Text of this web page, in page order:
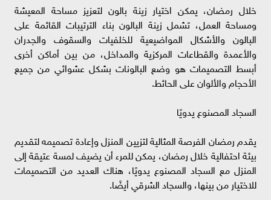
خلال رمضان، يمكن اختيار زينة بالون لتعزيز مساحة المعيشة
ومساحة العمل، تشمل زينة البالون بناء الترتيبات القائمة على
البالون والأشكال المواضيعية للخلفيات والسقوف والجدران
والأعمدة والقطاعات المركزية والمداخل، من بين أماكن أخرى
أبسط التصميمات هو وضع البالونات بشكل عشوائي من جميع
الأحجام والألوان على الحائط.
السجاد المصنوع يدويًا
يقدم رمضان الفرصة المثالية لتزيين المنزل وإعادة تصميمه لتقديم
بيئة احتفالية خلال رمضان، يمكن للمرء أن يضيف لمسة عتيقة إلى
المنزل مع السجاد المصنوع يدويًا، هناك العديد من التصميمات
للاختيار من بينها، والسجاد الشرقي أيضًا.